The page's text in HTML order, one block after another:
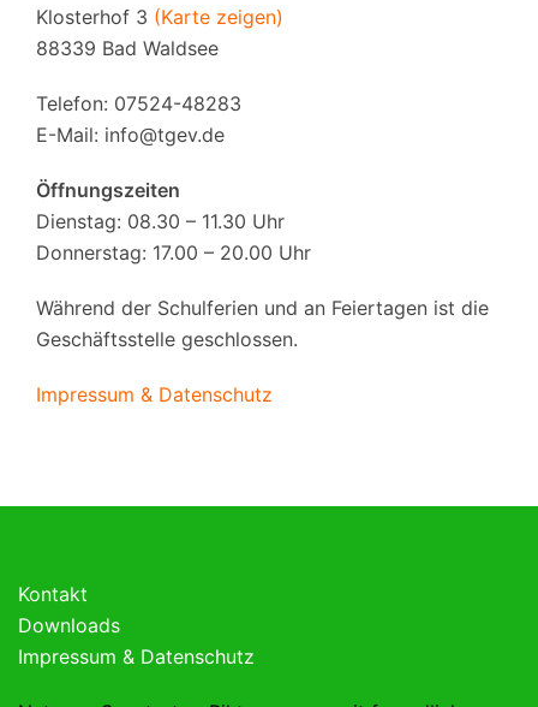
Klosterhof 3 (Karte zeigen)
88339 Bad Waldsee
Telefon: 07524-48283
E-Mail: info@tgev.de
Öffnungszeiten
Dienstag: 08.30 – 11.30 Uhr
Donnerstag: 17.00 – 20.00 Uhr
Während der Schulferien und an Feiertagen ist die
Geschäftsstelle geschlossen.
Impressum & Datenschutz
Kontakt
Downloads
Impressum & Datenschutz